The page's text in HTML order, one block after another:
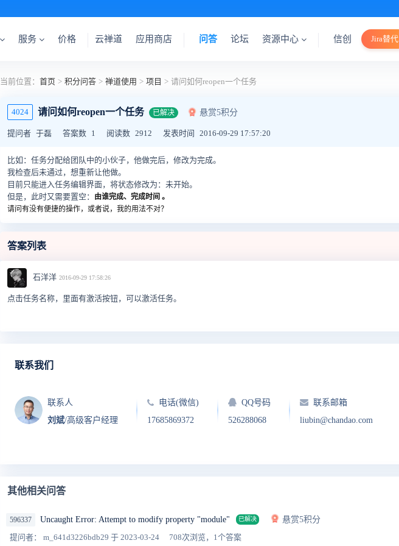
服务 价格 云禅道 应用商店 问答 论坛 资源中心 信创 Jira替代
当前位置： 首页 > 积分问答 > 禅道使用 > 项目 > 请问如何reopen一个任务
4024 请问如何reopen一个任务 已解决 悬赏5积分
提问者 于磊 答案数 1 阅读数 2912 发表时间 2016-09-29 17:57:20
比如：任务分配给团队中的小伙子，他做完后，修改为完成。
我检查后未通过，想重新让他做。
目前只能进入任务编辑界面，将状态修改为：未开始。
但是，此时又需要置空： 由谁完成、 完成时间 。
请问有没有便捷的操作，或者说，我的用法不对？
答案列表
石洋洋 2016-09-29 17:58:26
点击任务名称，里面有激活按钮，可以激活任务。
联系我们
联系人
刘斌/高级客户经理
电话(微信)
17685869372
QQ号码
526288068
联系邮箱
liubin@chandao.com
其他相关问答
596337 Uncaught Error: Attempt to modify property "module" 已解决
悬赏5积分
提问者： m_641d3226bdb29 于 2023-03-24 708次浏览，1个答案